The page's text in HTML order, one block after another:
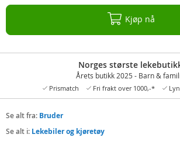
Kjøp nå
Norges største
Årets butikk 2025 - Barn &
Prismatch Fri frakt over 1000,-*
Se alt fra: Bruder
Se alt i: Lekebiler og kjøretøy